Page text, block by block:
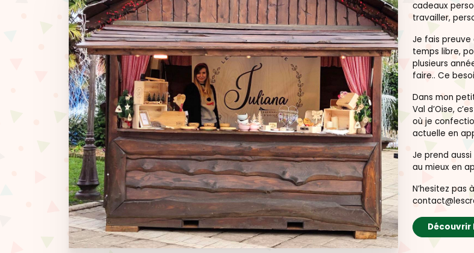
cadeaux
travailler,
Je fais preuve
temps libre,
plusieurs
faire.. Ce
Dans mon
Val d’Oise,
où je
actuelle en
Je prend
au mieux en
N’hesitez pas
Découvrir